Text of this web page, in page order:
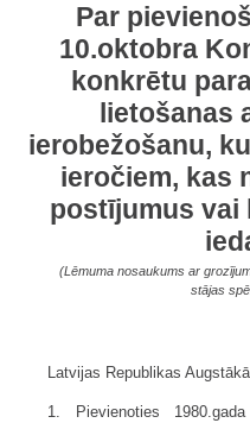
Par
10.oktobra
konkrētu
lietošanas
ierobežošanu,
ieročiem, kas
postījumus vai
(Lēmuma nosaukums ar
stājas
Latvijas Republikas
1. Pievienoties